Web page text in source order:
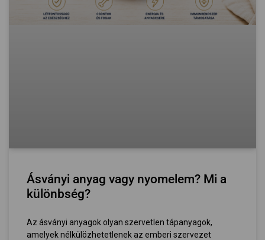
Ásványi anyag vagy nyomelem? Mi a
különbség?
Az ásványi anyagok olyan szervetlen tápanyagok,
amelyek nélkülözhetetlenek az emberi szervezet